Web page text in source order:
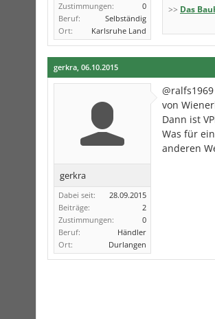
Zustimmungen:
0
Beruf:
Selbständig
Ort:
Karlsruhe Land
>> Das
gerkra, 06.10.2015
gerkra
Dabei seit:
28.09.2015
Beiträge:
2
Zustimmungen:
0
Beruf:
Händler
Ort:
Durlangen
von
Dann ist
Was für
anderen